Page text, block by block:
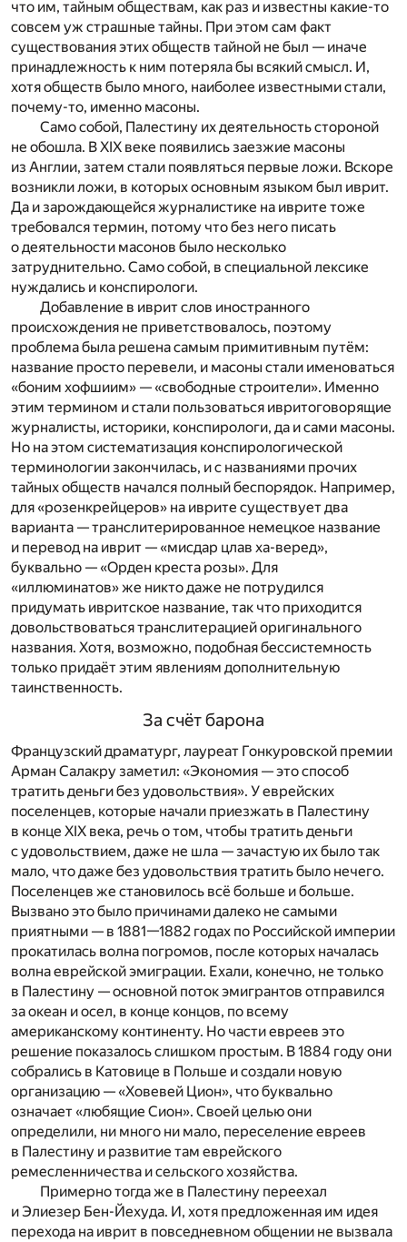
что им, тайным обществам, как раз и известны какие-то
совсем уж страшные тайны. При этом сам факт
существования этих обществ тайной не был — иначе
принадлежность к ним потеряла бы всякий смысл. И,
хотя обществ было много, наиболее известными стали,
почему-то, именно масоны.
Само собой, Палестину их деятельность стороной
не обошла. В XIX веке появились заезжие масоны
из Англии, затем стали появляться первые ложи. Вскоре
возникли ложи, в которых основным языком был иврит.
Да и зарождающейся журналистике на иврите тоже
требовался термин, потому что без него писать
о деятельности масонов было несколько
затруднительно. Само собой, в специальной лексике
нуждались и конспирологи.
Добавление в иврит слов иностранного
происхождения не приветствовалось, поэтому
проблема была решена самым примитивным путём:
название просто перевели, и масоны стали именоваться
«боним хофшиим» — «свободные строители». Именно
этим термином и стали пользоваться ивритоговорящие
журналисты, историки, конспирологи, да и сами масоны.
Но на этом систематизация конспирологической
терминологии закончилась, и с названиями прочих
тайных обществ начался полный беспорядок. Например,
для «розенкрейцеров» на иврите существует два
варианта — транслитерированное немецкое название
и перевод на иврит — «мисдар цлав ха-веред»,
буквально — «Орден креста розы». Для
«иллюминатов» же никто даже не потрудился
придумать ивритское название, так что приходится
довольствоваться транслитерацией оригинального
названия. Хотя, возможно, подобная бессистемность
только придаёт этим явлениям дополнительную
таинственность.
За счёт барона
Французский драматург, лауреат Гонкуровской премии
Арман Салакру заметил: «Экономия — это способ
тратить деньги без удовольствия». У еврейских
поселенцев, которые начали приезжать в Палестину
в конце XIX века, речь о том, чтобы тратить деньги
с удовольствием, даже не шла — зачастую их было так
мало, что даже без удовольствия тратить было нечего.
Поселенцев же становилось всё больше и больше.
Вызвано это было причинами далеко не самыми
приятными — в 1881—1882 годах по Российской империи
прокатилась волна погромов, после которых началась
волна еврейской эмиграции. Ехали, конечно, не только
в Палестину — основной поток эмигрантов отправился
за океан и осел, в конце концов, по всему
американскому континенту. Но части евреев это
решение показалось слишком простым. В 1884 году они
собрались в Катовице в Польше и создали новую
организацию — «Ховевей Цион», что буквально
означает «любящие Сион». Своей целью они
определили, ни много ни мало, переселение евреев
в Палестину и развитие там еврейского
ремесленничества и сельского хозяйства.
Примерно тогда же в Палестину переехал
и Элиезер Бен-Йехуда. И, хотя предложенная им идея
перехода на иврит в повседневном общении не вызвала